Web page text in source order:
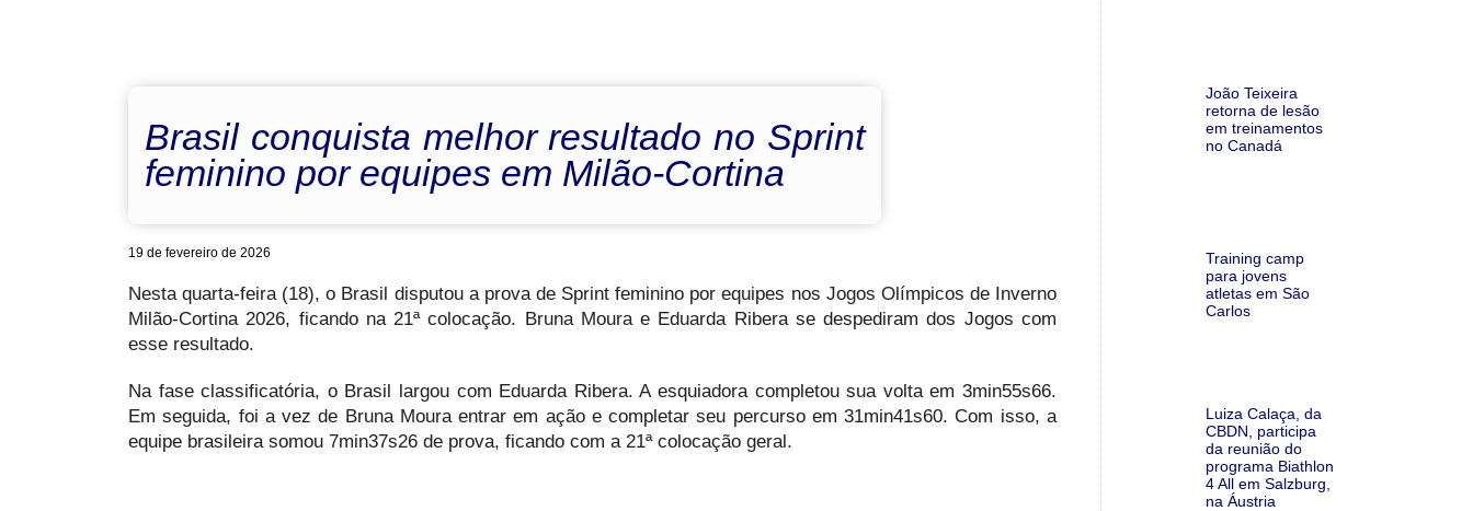
Brasil conquista melhor resultado no Sprint
feminino por equipes em Milão-Cortina
19 de fevereiro de 2026
Nesta quarta-feira (18), o Brasil disputou a prova de Sprint feminino por equipes nos Jogos Olímpicos de Inverno
Milão-Cortina 2026, ficando na 21ª colocação. Bruna Moura e Eduarda Ribera se despediram dos Jogos com
esse resultado.
Na fase classificatória, o Brasil largou com Eduarda Ribera. A esquiadora completou sua volta em 3min55s66.
Em seguida, foi a vez de Bruna Moura entrar em ação e completar seu percurso em 31min41s60. Com isso, a
equipe brasileira somou 7min37s26 de prova, ficando com a 21ª colocação geral.
João Teixeira
retorna de lesão
em treinamentos
no Canadá
Training camp
para jovens
atletas em São
Carlos
Luiza Calaça, da
CBDN, participa
da reunião do
programa Biathlon
4 All em Salzburg,
na Áustria